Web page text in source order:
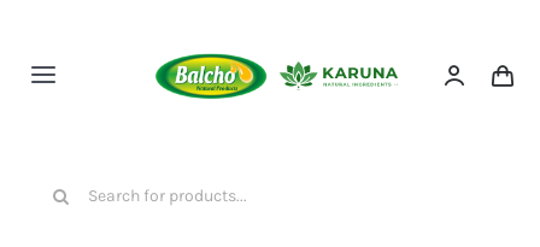
zawartości
Toggle
Szukaj